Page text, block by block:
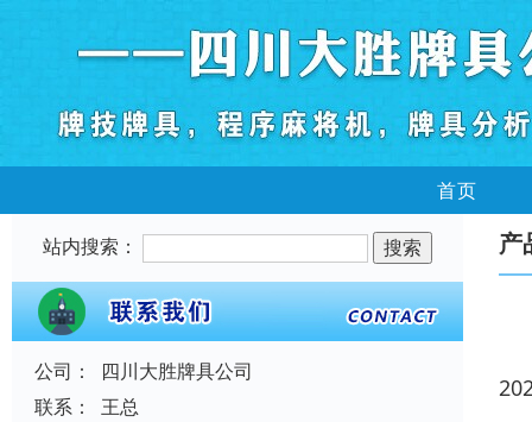
首页
站内搜索：
公司：
四川大胜牌具公司
联系：
王总
产